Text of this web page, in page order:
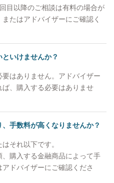
券への投資に関しては
支払われ蓄積されてい
も、家賃は約束なので、
を通じて、株式・債
る場合は当然、分散によ
これら株式・債券・REIT
上にも下にも本質からズ
動く、激しい相場変動
得ると想定されます。
を見て、割安を買い割高
目以降のご相談は有料の場合が
たはアドバイザーにご確認く
いけませんか？
はありません。アドバイザー
、購入する必要はありませ
手数料が高くなりませんか？
それ以下です。
購入する金融商品によって手
ドバイザーにご確認くださ